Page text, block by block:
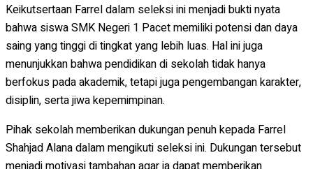
Keikutsertaan Farrel dalam seleksi ini menjadi bukti nyata
bahwa siswa SMK Negeri 1 Pacet memiliki potensi dan daya
saing yang tinggi di tingkat yang lebih luas. Hal ini juga
menunjukkan bahwa pendidikan di sekolah tidak hanya
berfokus pada akademik, tetapi juga pengembangan karakter,
disiplin, serta jiwa kepemimpinan.
Pihak sekolah memberikan dukungan penuh kepada Farrel
Shahjad Alana dalam mengikuti seleksi ini. Dukungan tersebut